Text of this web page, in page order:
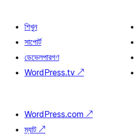
শিখুন
সাপোর্ট
ডেভেলপারগণ
WordPress.tv ↗
WordPress.com ↗
ম্যাট ↗